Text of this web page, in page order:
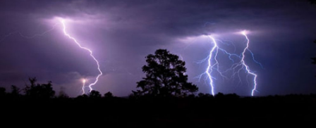
আন্তর্জাতিক
সারাদেশ
বিনোদন